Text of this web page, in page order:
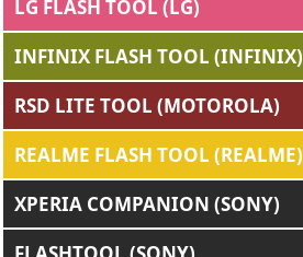
LG FLASH TOOL (LG)
INFINIX FLASH TOOL (INFINIX)
RSD LITE TOOL (MOTOROLA)
REALME FLASH TOOL (REALME)
XPERIA COMPANION (SONY)